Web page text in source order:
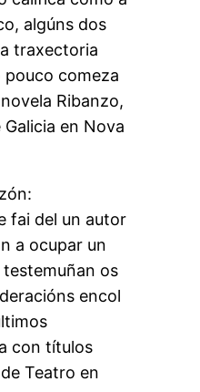
algúns dos
traxectoria
pouco comeza
Ribanzo,
en Nova
fai del un autor
a ocupar un
os
encol
con títulos
Teatro en